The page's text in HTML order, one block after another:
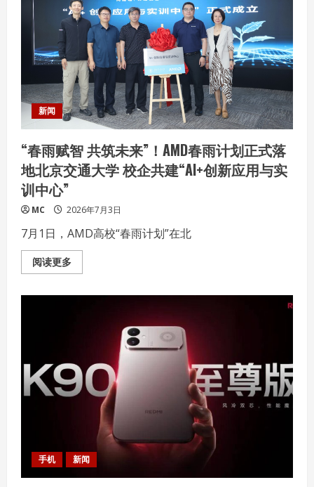
创
新
联
（夏
季）
论
坛
在
深
圳
成
功
办
新闻
“春雨赋智 共筑未来”！AMD春雨计划正式落
地北京交通大学 校企共建“AI+创新应用与实
训中心”
MC 2026年7月3日
7月1日，AMD高校“春雨计划”在北
阅读更多Read
more
AMD
春
雨
计
北
京
交
手机 新闻